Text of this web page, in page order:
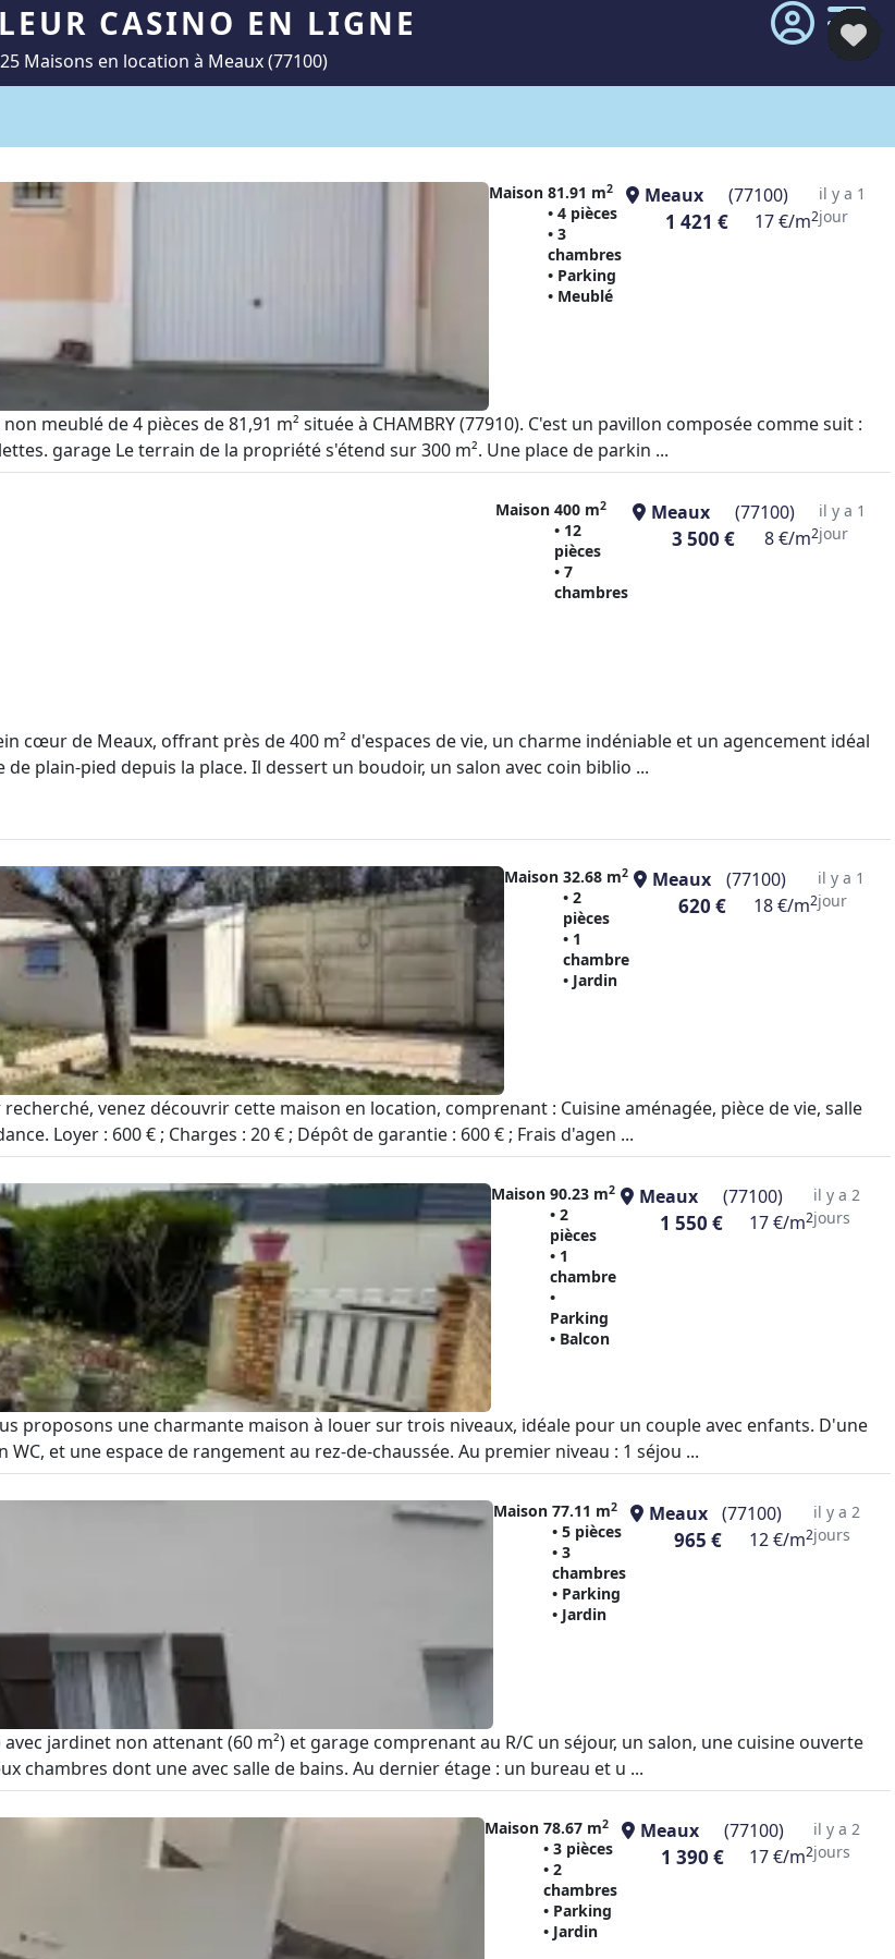
CASINO EN LIGNE
25 Maisons en location à Meaux (77100)
Maison 81.91 m2
• 4 pièces
• 3
chambres
• Parking
• Meublé
Meaux
1 421 €
(77100)
17 €/m2
il y a 1
jour
meublé de 4 pièces de 81,91 m² située à CHAMBRY (77910). C'est un pavillon composée comme suit :
garage Le terrain de la propriété s'étend sur 300 m². Une place de parkin ...
Maison 400 m2
• 12
pièces
• 7
chambres
Meaux
3 500 €
(77100)
8 €/m2
il y a 1
jour
cœur de Meaux, offrant près de 400 m² d'espaces de vie, un charme indéniable et un agencement idéal
plain-pied depuis la place. Il dessert un boudoir, un salon avec coin biblio ...
Maison 32.68 m2
• 2
pièces
• 1
chambre
• Jardin
Meaux
620 €
(77100)
18 €/m2
il y a 1
jour
venez découvrir cette maison en location, comprenant : Cuisine aménagée, pièce de vie, salle
Loyer : 600 € ; Charges : 20 € ; Dépôt de garantie : 600 € ; Frais d'agen ...
Maison 90.23 m2
• 2
pièces
• 1
chambre
•
Parking
• Balcon
Meaux
1 550 €
(77100)
17 €/m2
il y a 2
jours
proposons une charmante maison à louer sur trois niveaux, idéale pour un couple avec enfants. D'une
et une espace de rangement au rez-de-chaussée. Au premier niveau : 1 séjou ...
Maison 77.11 m2
• 5 pièces
• 3
chambres
• Parking
• Jardin
Meaux
965 €
(77100)
12 €/m2
il y a 2
jours
jardinet non attenant (60 m²) et garage comprenant au R/C un séjour, un salon, une cuisine ouverte
chambres dont une avec salle de bains. Au dernier étage : un bureau et u ...
Maison 78.67 m2
• 3 pièces
• 2
chambres
• Parking
• Jardin
Meaux
1 390 €
(77100)
17 €/m2
il y a 2
jours